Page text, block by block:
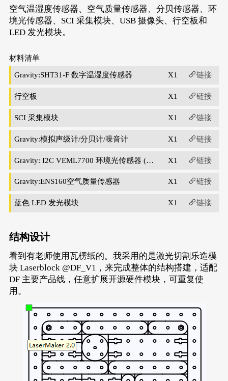
空气温湿度传感器、空气质量传感器、分贝传感器、环
境光传感器、SCI 采集模块、USB 摄像头、行空板和
LED 发光模块。
材料清单
Gravity:SHT31-F 数字温湿度传感器 X1 链接
行空板 X1 链接
SCI 采集模块 X1 链接
Gravity:模拟声级计/分贝计/噪音计 X1 链接
Gravity: I2C VEML7700 环境光传感器 (0
X1 链接
Gravity:ENS160空气质量传感器 X1 链接
蓝色 LED 发光模块 X1 链接
结构设计
看到有老师使用瓦楞纸的。我采用的是激光切割乐造模
块 Laserblock @DF_V1，来完成整体的结构搭建，适配
DF 主要产品线，任意扩展开源硬件模块，可重复使
用。